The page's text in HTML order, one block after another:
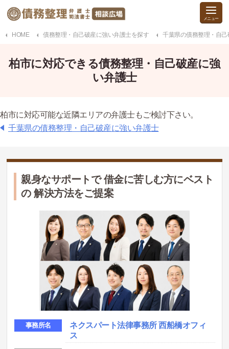
HOME 債務整理・自己破産に強い弁護士を探す 千葉県の債務整理・自
柏市に対応できる債務整理・自己破産に強
い弁護士
柏市に対応可能な近隣エリアの弁護士もご検討下さい。
千葉県の債務整理・自己破産に強い弁護士
親身なサポートで 借金に苦しむ方にベスト
の 解決方法をご提案
事務所名
ネクスパート法律事務所 西船橋オフィ
ス